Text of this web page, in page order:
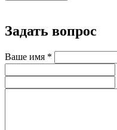
Задать вопрос
Ваше имя *